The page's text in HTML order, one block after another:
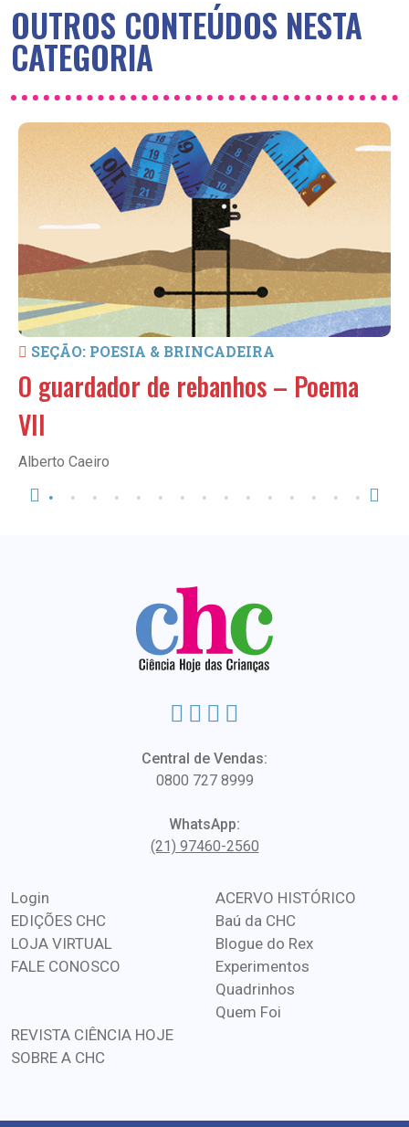
OUTROS CONTEÚDOS NESTA
CATEGORIA
SEÇÃO: POESIA & BRINCADEIRA
O guardador de rebanhos – Poema
VII
Alberto Caeiro
Central de Vendas:
0800 727 8999
WhatsApp:
(21) 97460-2560
Login
EDIÇÕES CHC
LOJA VIRTUAL
FALE CONOSCO
ACERVO HISTÓRICO
Baú da CHC
Blogue do Rex
Experimentos
Quadrinhos
Quem Foi
REVISTA CIÊNCIA HOJE
SOBRE A CHC